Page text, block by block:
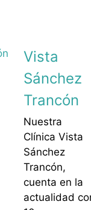
Vista
Sánchez
Trancón
Nuestra
Clínica Vista
Sánchez
Trancón,
cuenta en la
actualidad